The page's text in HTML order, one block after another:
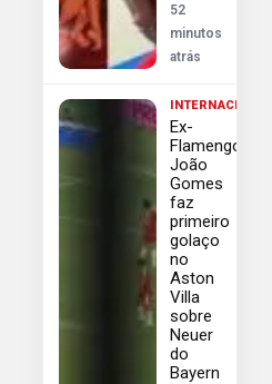
52
minutos
atrás
INTERNACIONAL
Ex-
Flamengo
João
Gomes
faz
primeiro
golaço
no
Aston
Villa
sobre
Neuer
do
Bayern